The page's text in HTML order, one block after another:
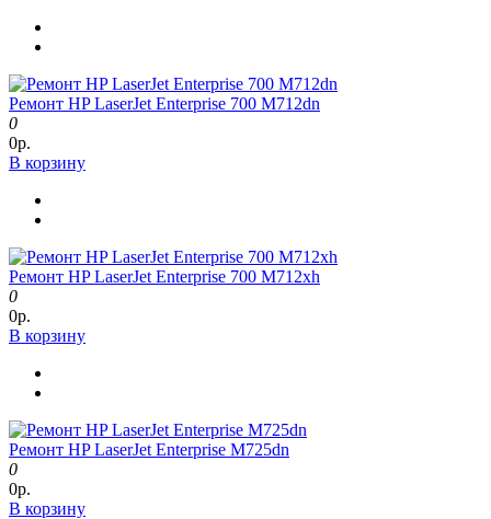
Ремонт HP LaserJet Enterprise 700 M712dn
0
0р.
В корзину
Ремонт HP LaserJet Enterprise 700 M712xh
0
0р.
В корзину
Ремонт HP LaserJet Enterprise M725dn
0
0р.
В корзину